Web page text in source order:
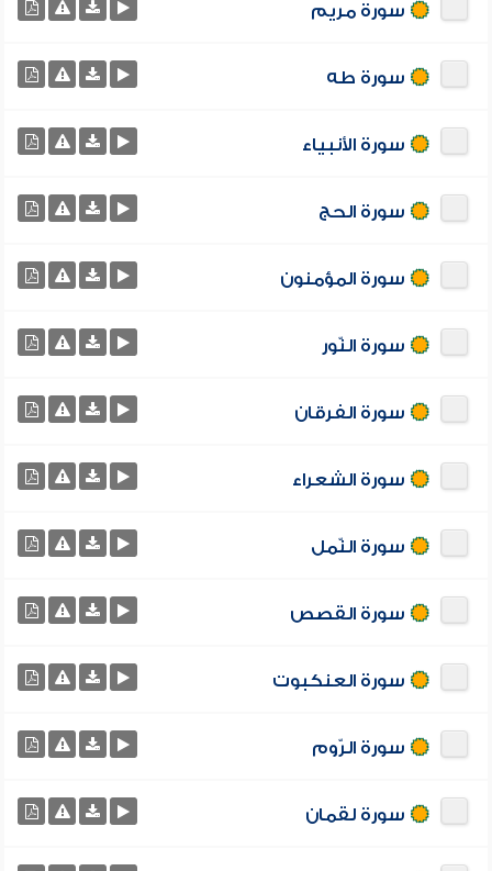
سورة مريم
سورة طه
سورة الأنبياء
سورة الحج
سورة المؤمنون
سورة النّور
سورة الفرقان
سورة الشعراء
سورة النّمل
سورة القصص
سورة العنكبوت
سورة الرّوم
سورة لقمان